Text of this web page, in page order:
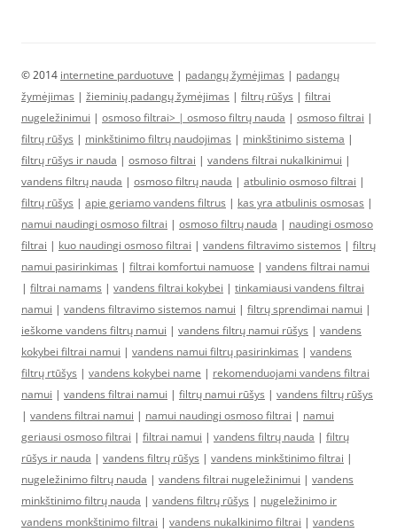
© 2014 internetine parduotuve | padangų žymėjimas | padangų
žymėjimas | žieminių padangų žymėjimas | filtrų rūšys | filtrai
nugeležinimui | osmoso filtrai> | osmoso filtrų nauda | osmoso filtrai |
filtrų rūšys | minkštinimo filtrų naudojimas | minkštinimo sistema |
filtrų rūšys ir nauda | osmoso filtrai | vandens filtrai nukalkinimui |
vandens filtrų nauda | osmoso filtrų nauda | atbulinio osmoso filtrai |
filtrų rūšys | apie geriamo vandens filtrus | kas yra atbulinis osmosas |
namui naudingi osmoso filtrai | osmoso filtrų nauda | naudingi osmoso
filtrai | kuo naudingi osmoso filtrai | vandens filtravimo sistemos | filtrų
namui pasirinkimas | filtrai komfortui namuose | vandens filtrai namui
| filtrai namams | vandens filtrai kokybei | tinkamiausi vandens filtrai
namui | vandens filtravimo sistemos namui | filtrų sprendimai namui |
ieškome vandens filtrų namui | vandens filtrų namui rūšys | vandens
kokybei filtrai namui | vandens namui filtrų pasirinkimas | vandens
filtrų rtūšys | vandens kokybei name | rekomenduojami vandens filtrai
namui | vandens filtrai namui | filtrų namui rūšys | vandens filtrų rūšys
| vandens filtrai namui | namui naudingi osmoso filtrai | namui
geriausi osmoso filtrai | filtrai namui | vandens filtrų nauda | filtrų
rūšys ir nauda | vandens filtrų rūšys | vandens minkštinimo filtrai |
nugeležinimo filtrų nauda | vandens filtrai nugeležinimui | vandens
minkštinimo filtrų nauda | vandens filtrų rūšys | nugeležinimo ir
vandens monkštinimo filtrai | vandens nukalkinimo filtrai | vandens